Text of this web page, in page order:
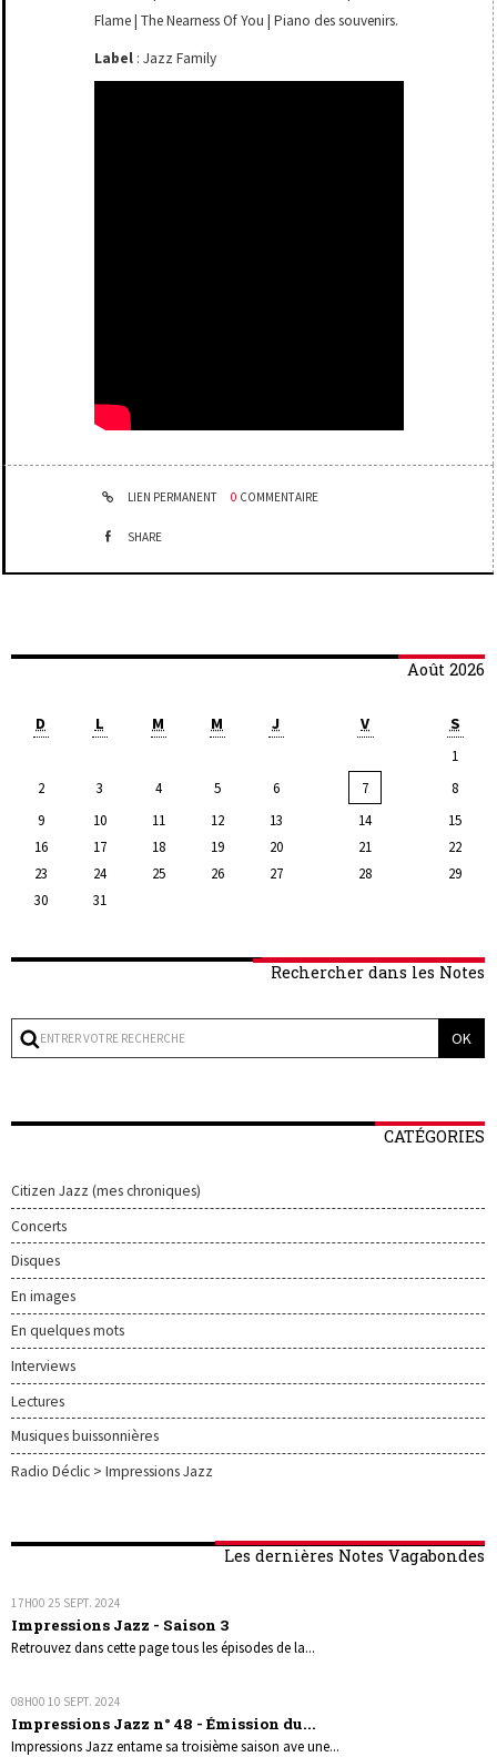
Août 2026
D L M M J V S
1
2
3 4 5 6 7
8
9
10 11 12 13 14
15
16
17 18 19 20 21
22
23
24 25 26 27 28
29
30
31
Rechercher dans les Notes
CATÉGORIES
Citizen Jazz (mes chroniques)
Concerts
Disques
En images
En quelques mots
Interviews
Lectures
Musiques buissonnières
Radio Déclic > Impressions Jazz
Les dernières Notes Vagabondes
17H00 25 SEPT. 2024
Impressions Jazz - Saison 3
Retrouvez dans cette page tous les épisodes de la...
08H00 10 SEPT. 2024
Impressions Jazz n° 48 - Émission du...
Impressions Jazz entame sa troisième saison ave une...
Flame | The Nearness Of You | Piano des souvenirs.
Label : Jazz Family
LIEN PERMANENT 0 COMMENTAIRE
SHARE